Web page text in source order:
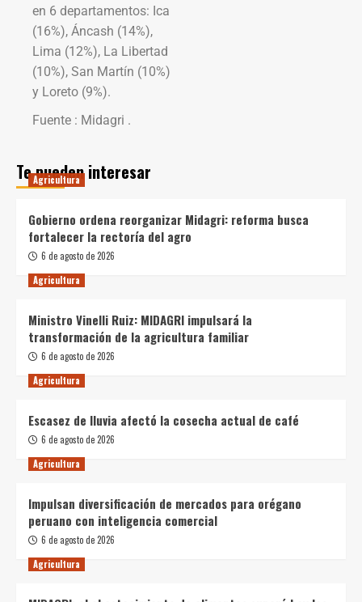
en 6 departamentos: Ica
(16%), Áncash (14%),
Lima (12%), La Libertad
(10%), San Martín (10%)
y Loreto (9%).
Fuente : Midagri .
Te pueden interesar
Agricultura
Gobierno ordena reorganizar Midagri: reforma busca
fortalecer la rectoría del agro
6 de agosto de 2026
Agricultura
Ministro Vinelli Ruiz: MIDAGRI impulsará la
transformación de la agricultura familiar
6 de agosto de 2026
Agricultura
Escasez de lluvia afectó la cosecha actual de café
6 de agosto de 2026
Agricultura
Impulsan diversificación de mercados para orégano
peruano con inteligencia comercial
6 de agosto de 2026
Agricultura